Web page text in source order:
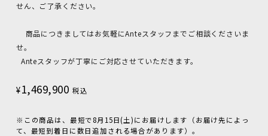
せん、ご了承ください。
商品につきましてはお気軽にAnteスタッフまでご相談くださいま
せ。
Anteスタッフが丁寧にご対応させていただきます。
¥1,469,900 税込
※この商品は、最短で8月15日(土)にお届けします（お届け先によっ
て、最短到着日に数日追加される場合があります）。